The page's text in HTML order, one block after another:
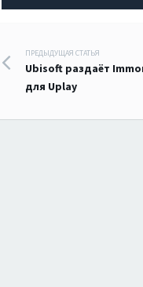
Навигация
по
записям
ПРЕДЫДУЩАЯ СТАТЬЯ
Ubisoft раздаёт
для Uplay